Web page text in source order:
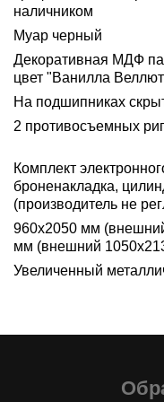
наличником
Муар черный
Декоративная МДФ
цвет "Ванилла
На подшипниках
2 противосъемных
Комплект
броненакладка,
(производитель не
960х2050 мм
мм (внешний
Увеличенный